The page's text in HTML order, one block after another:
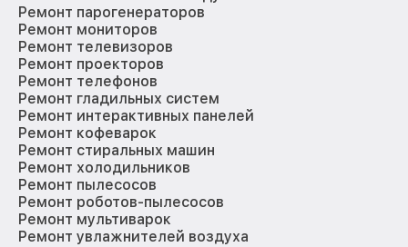
Ремонт парогенераторов
Ремонт мониторов
Ремонт телевизоров
Ремонт проекторов
Ремонт телефонов
Ремонт гладильных систем
Ремонт интерактивных панелей
Ремонт кофеварок
Ремонт стиральных машин
Ремонт холодильников
Ремонт пылесосов
Ремонт роботов-пылесосов
Ремонт мультиварок
Ремонт увлажнителей воздуха